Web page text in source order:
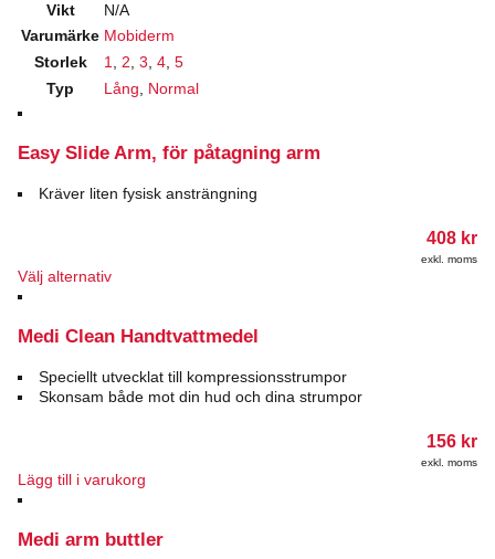
Vikt
N/A
Varumärke Mobiderm
Storlek
1 2 3 4 5
Typ
Lång Normal
Easy Slide Arm, för påtagning arm
Kräver liten fysisk ansträngning
408 kr
exkl. moms
Välj alternativDen
har
varianter.
De
väljas
Medi Clean Handtvattmedel
Speciellt utvecklat till kompressionsstrumpor
Skonsam både mot din hud och dina strumpor
156 kr
exkl. moms
Lägg till i varukorg
Medi arm buttler